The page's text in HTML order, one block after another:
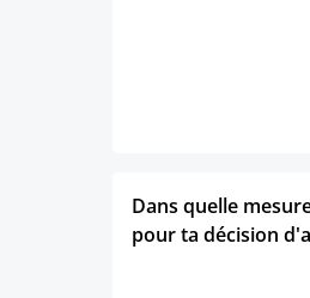
Dans quelle
pour ta décision